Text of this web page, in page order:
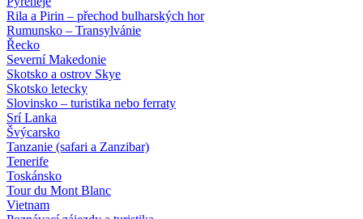
Rila a Pirin – přechod bulharských hor
Rumunsko – Transylvánie
Řecko
Severní Makedonie
Skotsko a ostrov Skye
Skotsko letecky
Slovinsko – turistika nebo ferraty
Srí Lanka
Švýcarsko
Tanzanie (safari a Zanzibar)
Tenerife
Toskánsko
Tour du Mont Blanc
Vietnam